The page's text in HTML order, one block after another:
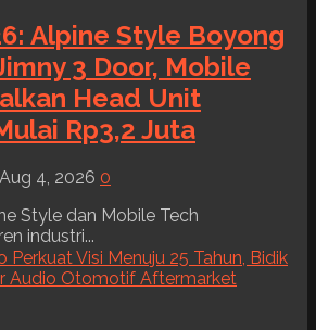
Alpine Style Boyong
3 Door, Mobile
Head Unit
Rp3,2 Juta
Aug 4, 2026 0
Style dan Mobile Tech
industri...